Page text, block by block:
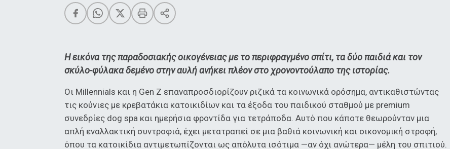
Η εικόνα της παραδοσιακής οικογένειας με το περιφραγμένο σπίτι, τα δύο παιδιά και τον
σκύλο-φύλακα δεμένο στην αυλή ανήκει πλέον στο χρονοντούλαπο της ιστορίας.
Οι Millennials και η Gen Z επαναπροσδιορίζουν ριζικά τα κοινωνικά ορόσημα, αντικαθιστώντας
τις κούνιες με κρεβατάκια κατοικιδίων και τα έξοδα του παιδικού σταθμού με premium
συνεδρίες dog spa και ημερήσια φροντίδα για τετράποδα. Αυτό που κάποτε θεωρούνταν μια
απλή εναλλακτική συντροφιά, έχει μετατραπεί σε μια βαθιά κοινωνική και οικονομική στροφή,
όπου τα κατοικίδια αντιμετωπίζονται ως απόλυτα ισότιμα —αν όχι ανώτερα— μέλη του σπιτιού.